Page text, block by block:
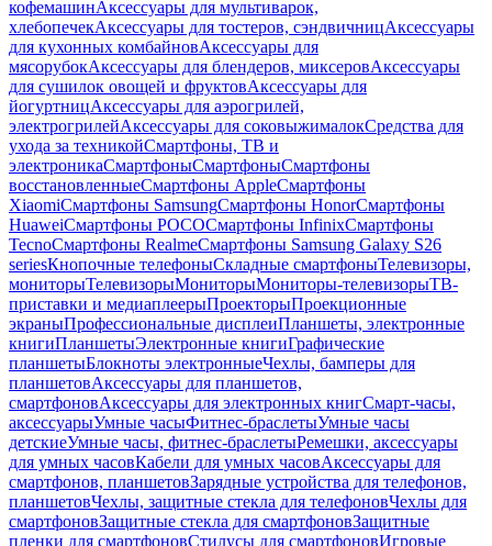
кофемашинАксессуары для мультиварок,
хлебопечекАксессуары для тостеров, сэндвичницАксессуары
для кухонных комбайновАксессуары для
мясорубокАксессуары для блендеров, миксеровАксессуары
для сушилок овощей и фруктовАксессуары для
йогуртницАксессуары для аэрогрилей,
электрогрилейАксессуары для соковыжималокСредства для
ухода за техникойСмартфоны, ТВ и
электроникаСмартфоныСмартфоныСмартфоны
восстановленныеСмартфоны AppleСмартфоны
XiaomiСмартфоны SamsungСмартфоны HonorСмартфоны
HuaweiСмартфоны POCOСмартфоны InfinixСмартфоны
TecnoСмартфоны RealmeСмартфоны Samsung Galaxy S26
seriesКнопочные телефоныСкладные смартфоныТелевизоры,
мониторыТелевизорыМониторыМониторы-телевизорыТВ-
приставки и медиаплеерыПроекторыПроекционные
экраныПрофессиональные дисплеиПланшеты, электронные
книгиПланшетыЭлектронные книгиГрафические
планшетыБлокноты электронныеЧехлы, бамперы для
планшетовАксессуары для планшетов,
смартфоновАксессуары для электронных книгСмарт-часы,
аксессуарыУмные часыФитнес-браслетыУмные часы
детскиеУмные часы, фитнес-браслетыРемешки, аксессуары
для умных часовКабели для умных часовАксессуары для
смартфонов, планшетовЗарядные устройства для телефонов,
планшетовЧехлы, защитные стекла для телефоновЧехлы для
смартфоновЗащитные стекла для смартфоновЗащитные
пленки для смартфоновСтилусы для смартфоновИгровые